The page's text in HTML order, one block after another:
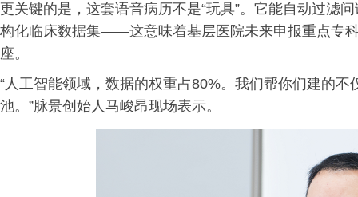
更关键的是，这套语音病历不是“玩具”。它能自动过滤
构化临床数据集——这意味着基层医院未来申报重点专
座。
“人工智能领域，数据的权重占80%。我们帮你们建的
池。”脉景创始人马峻昂现场表示。